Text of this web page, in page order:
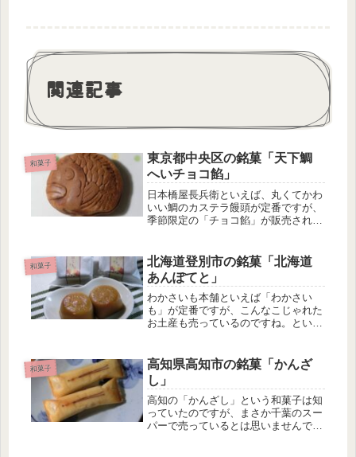
関連記事
和菓子
東京都中央区の銘菓「天下鯛
へいチョコ餡」
日本橋屋長兵衛といえば、丸くてかわ
いい鯛のカステラ饅頭が定番ですが、
季節限定の「チョコ餡」が販売された
らしい鯛の形をしている 天下鯛へい
のチョコあんバージョン プレーンよ
り...
和菓子
北海道登別市の銘菓「北海道
あんぽてと」
わかさいも本舗といえば「わかさい
も」が定番ですが、こんなこじゃれた
お土産も売っているのですね。という
た。北海道あんぽてとの特徴 さつま
いも餡で小豆餡を包んだ焼き菓子であ
る ...
和菓子
高知県高知市の銘菓「かんざ
し」
高知の「かんざし」という和菓子は知
っていたのですが、まさか千葉のスー
パーで売っているとは思いませんでし